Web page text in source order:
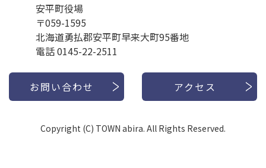
安平町役場
〒059-1595
北海道勇払郡安平町早来大町95番地
電話 0145-22-2511
お問い合わせ アクセス
Copyright (C) TOWN abira. All Rights Reserved.